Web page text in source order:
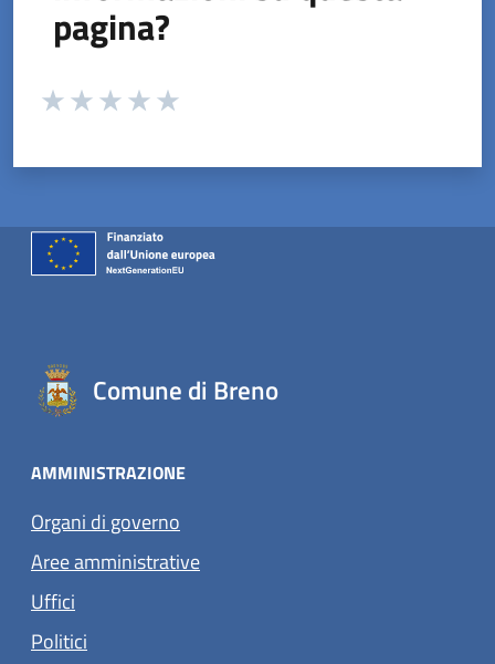
pagina?
Valuta da 1 a 5 stelle la pagina
Comune di Breno
AMMINISTRAZIONE
Organi di governo
Aree amministrative
Uffici
Politici